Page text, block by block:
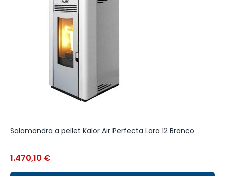
Salamandra a pellet Kalor Air Perfecta Lara 12 Branco
1.470,10 €